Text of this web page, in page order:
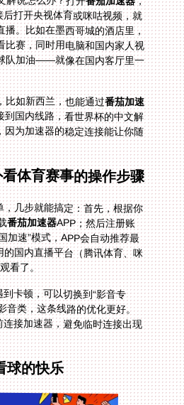
比如新西兰，也能通过番茄加速
到国内线路，看世界杯的中文解
因为加速器的稳定连接能让你随
体育赛事的操作步骤
，几步就能搞定：首先，根据你
番茄加速器APP；然后注册账
号并登录；接着选择“回国加速”模式，APP会自动推荐最
优线路；最后打开你常用的国内直播平台（腾讯体育、咪
看了。
卡顿，可以切换到“影音专
类，这条线路的优化更好。
接加速器，避免临时连接出现
球的快乐